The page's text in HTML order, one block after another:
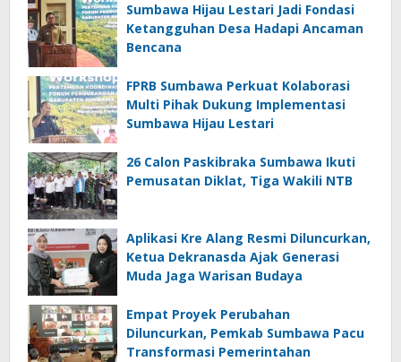
Sumbawa Hijau Lestari Jadi Fondasi
Ketangguhan Desa Hadapi Ancaman
Bencana
FPRB Sumbawa Perkuat Kolaborasi
Multi Pihak Dukung Implementasi
Sumbawa Hijau Lestari
26 Calon Paskibraka Sumbawa Ikuti
Pemusatan Diklat, Tiga Wakili NTB
Aplikasi Kre Alang Resmi Diluncurkan,
Ketua Dekranasda Ajak Generasi
Muda Jaga Warisan Budaya
Empat Proyek Perubahan
Diluncurkan, Pemkab Sumbawa Pacu
Transformasi Pemerintahan